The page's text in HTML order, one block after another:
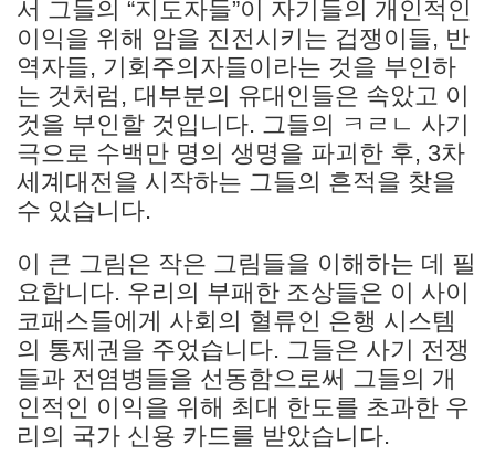
서 그들의 “지도자들”이 자기들의 개인적인
이익을 위해 암을 진전시키는 겁쟁이들, 반
역자들, 기회주의자들이라는 것을 부인하
는 것처럼, 대부분의 유대인들은 속았고 이
것을 부인할 것입니다. 그들의 ㅋㄹㄴ 사기
극으로 수백만 명의 생명을 파괴한 후, 3차
세계대전을 시작하는 그들의 흔적을 찾을
수 있습니다.
이 큰 그림은 작은 그림들을 이해하는 데 필
요합니다. 우리의 부패한 조상들은 이 사이
코패스들에게 사회의 혈류인 은행 시스템
의 통제권을 주었습니다. 그들은 사기 전쟁
들과 전염병들을 선동함으로써 그들의 개
인적인 이익을 위해 최대 한도를 초과한 우
리의 국가 신용 카드를 받았습니다.